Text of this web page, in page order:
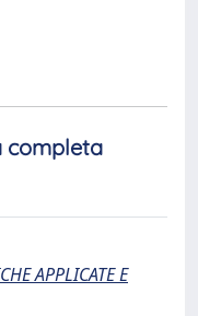
completa
APPLICATE E